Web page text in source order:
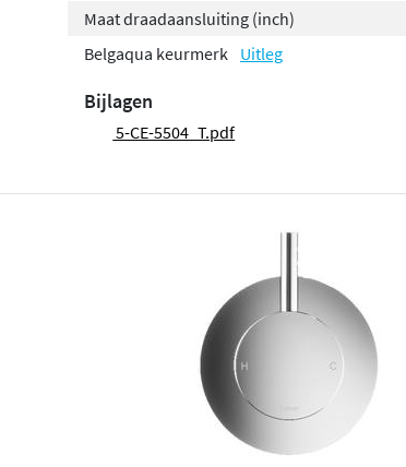
Maat draadaansluiting (inch)
Belgaqua keurmerk Uitleg
Bijlagen
5-CE-5504_T.pdf